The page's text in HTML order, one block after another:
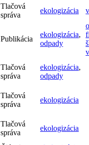
Tlačová
správa
ekologizácia
Publikácia
ekologizácia,
odpady
Tlačová
správa
ekologizácia,
odpady
Tlačová
správa
ekologizácia
Tlačová
správa
ekologizácia